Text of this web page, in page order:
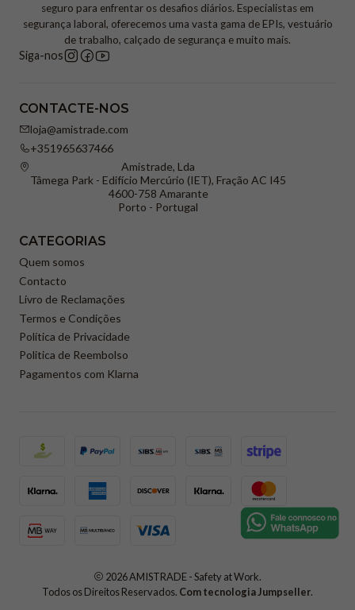
seguro para enfrentar os desafios diários. Especialistas em
segurança laboral, oferecemos uma vasta gama de EPIs, vestuário
de trabalho, calçado de segurança e muito mais.
Siga-nos
CONTACTE-NOS
loja@amistrade.com
+351965637466
Amistrade, Lda
Tâmega Park - Edifício Mercúrio (IET), Fração AC I45
4600-758 Amarante
Porto - Portugal
CATEGORIAS
Quem somos
Contacto
Livro de Reclamações
Termos e Condições
Política de Privacidade
Politica de Reembolso
Pagamentos com Klarna
2026 AMISTRADE - Safety at Work.
Todos os Direitos Reservados. Com tecnologia Jumpseller.